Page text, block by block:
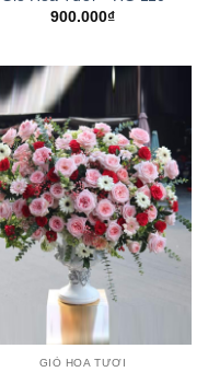
900.000₫
GIỎ HOA TƯƠI